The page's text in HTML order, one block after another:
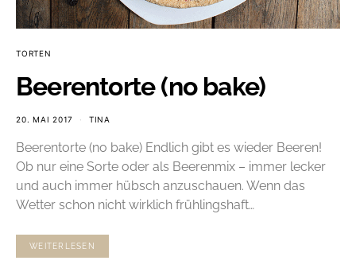
TORTEN
Beerentorte (no bake)
20. MAI 2017 TINA
Beerentorte (no bake) Endlich gibt es wieder Beeren!
Ob nur eine Sorte oder als Beerenmix – immer lecker
und auch immer hübsch anzuschauen. Wenn das
Wetter schon nicht wirklich frühlingshaft…
WEITERLESEN